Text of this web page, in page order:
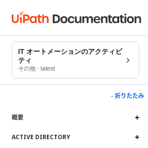
IT オートメーションのアクティビ
ティ
その他 · latest
- 折りたたみ
概要
ACTIVE DIRECTORY